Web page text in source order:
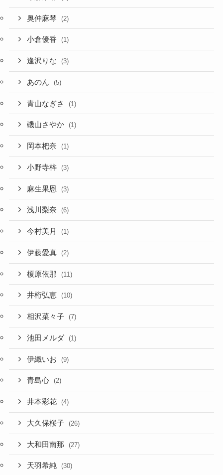
奥仲麻琴 (2)
小倉優香 (1)
逢沢りな (3)
あのん (5)
青山なぎさ (1)
磯山さやか (1)
岡本杷奈 (1)
小野寺梓 (3)
麻生果恩 (3)
浅川梨奈 (6)
今村美月 (1)
伊藤愛真 (2)
榎原依那 (11)
井桁弘恵 (10)
相沢菜々子 (7)
池田メルダ (1)
伊織いお (9)
青島心 (2)
井本彩花 (4)
大久保桜子 (26)
大和田南那 (27)
天羽希純 (30)